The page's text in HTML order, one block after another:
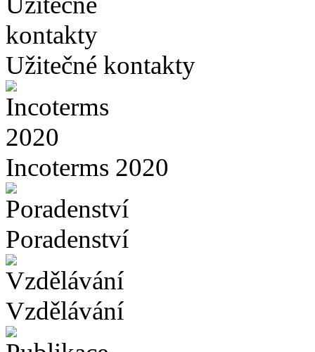
Užitečné kontakty
Incoterms 2020
Poradenství
Vzdělávání